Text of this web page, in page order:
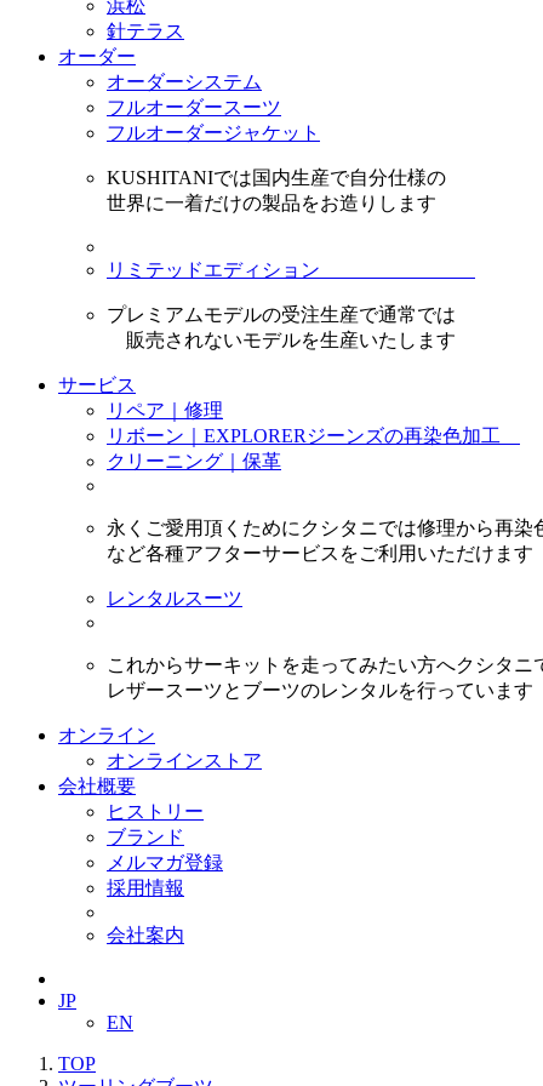
浜松
針テラス
オーダー
オーダーシステム
フルオーダースーツ
フルオーダージャケット
KUSHITANIでは国内生産で自分仕様の
世界に一着だけの製品をお造りします
リミテッドエディション
プレミアムモデルの受注生産で通常では
販売されないモデルを生産いたします
サービス
リペア｜修理
リボーン｜EXPLORERジーンズの再染色加工
クリーニング｜保革
永くご愛用頂くためにクシタニでは修理から再染
など各種アフターサービスをご利用いただけます
レンタルスーツ
これからサーキットを走ってみたい方へクシタニ
レザースーツとブーツのレンタルを行っています
オンライン
オンラインストア
会社概要
ヒストリー
ブランド
メルマガ登録
採用情報
会社案内
JP
EN
TOP